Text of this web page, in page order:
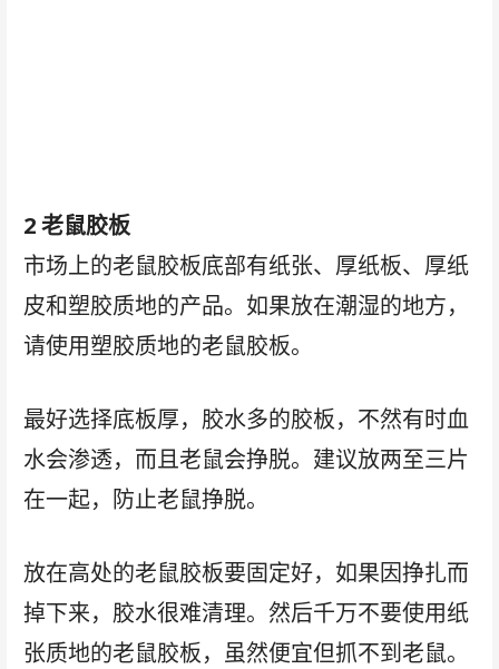
2 老鼠胶板
市场上的老鼠胶板底部有纸张、厚纸板、厚纸
皮和塑胶质地的产品。如果放在潮湿的地方，
请使用塑胶质地的老鼠胶板。
最好选择底板厚，胶水多的胶板，不然有时血
水会渗透，而且老鼠会挣脱。建议放两至三片
在一起，防止老鼠挣脱。
放在高处的老鼠胶板要固定好，如果因挣扎而
掉下来，胶水很难清理。然后千万不要使用纸
张质地的老鼠胶板，虽然便宜但抓不到老鼠。